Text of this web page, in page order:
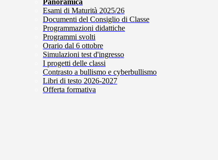
Panoramica
Esami di Maturità 2025/26
Documenti del Consiglio di Classe
Programmazioni didattiche
Programmi svolti
Orario dal 6 ottobre
Simulazioni test d'ingresso
I progetti delle classi
Contrasto a bullismo e cyberbullismo
Libri di testo 2026-2027
Offerta formativa